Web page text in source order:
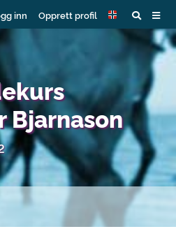
inn Opprett profil
Bjarnason